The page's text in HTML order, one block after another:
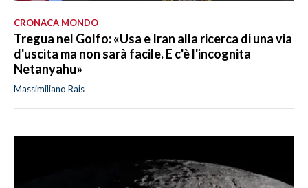
CRONACA MONDO
Tregua nel Golfo: «Usa e Iran alla ricerca di una via
d'uscita ma non sarà facile. E c'è l'incognita
Netanyahu»
Massimiliano Rais